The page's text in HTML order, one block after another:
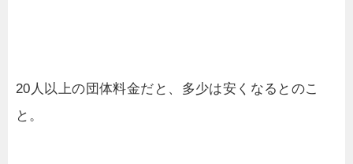
20人以上の団体料金だと、多少は安くなるとのこ
と。